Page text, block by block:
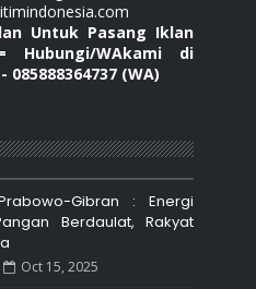
Untuk Pasang Iklan
Hubungi/WAkami di
085888364737 (WA)
Gibran : Energi
Berdaulat, Rakyat
Oct 15, 2025